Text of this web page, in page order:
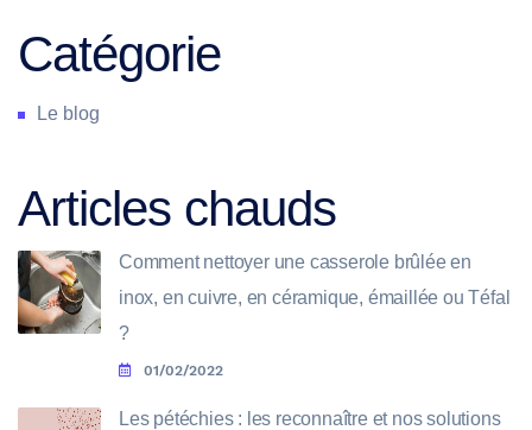
Catégorie
Le blog
Articles chauds
Comment nettoyer une casserole brûlée en
inox, en cuivre, en céramique, émaillée ou Téfal
?
01/02/2022
Les pétéchies : les reconnaître et nos solutions